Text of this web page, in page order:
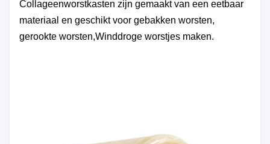
Collageenworstkasten zijn gemaakt van een eetbaar
materiaal en geschikt voor gebakken worsten,
gerookte worsten,Winddroge worstjes maken.